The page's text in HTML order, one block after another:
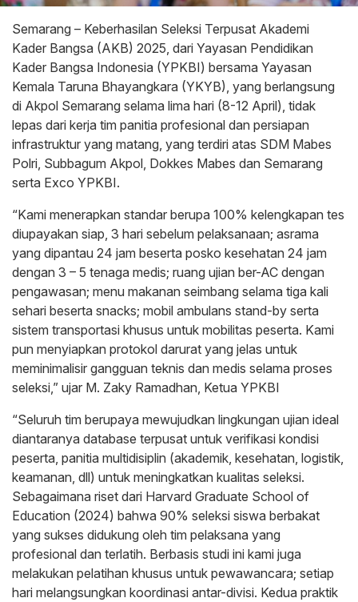
Semarang – Keberhasilan Seleksi Terpusat Akademi
Kader Bangsa (AKB) 2025, dari Yayasan Pendidikan
Kader Bangsa Indonesia (YPKBI) bersama Yayasan
Kemala Taruna Bhayangkara (YKYB), yang berlangsung
di Akpol Semarang selama lima hari (8-12 April), tidak
lepas dari kerja tim panitia profesional dan persiapan
infrastruktur yang matang, yang terdiri atas SDM Mabes
Polri, Subbagum Akpol, Dokkes Mabes dan Semarang
serta Exco YPKBI.
“Kami menerapkan standar berupa 100% kelengkapan tes
diupayakan siap, 3 hari sebelum pelaksanaan; asrama
yang dipantau 24 jam beserta posko kesehatan 24 jam
dengan 3 – 5 tenaga medis; ruang ujian ber-AC dengan
pengawasan; menu makanan seimbang selama tiga kali
sehari beserta snacks; mobil ambulans stand-by serta
sistem transportasi khusus untuk mobilitas peserta. Kami
pun menyiapkan protokol darurat yang jelas untuk
meminimalisir gangguan teknis dan medis selama proses
seleksi,” ujar M. Zaky Ramadhan, Ketua YPKBI
“Seluruh tim berupaya mewujudkan lingkungan ujian ideal
diantaranya database terpusat untuk verifikasi kondisi
peserta, panitia multidisiplin (akademik, kesehatan, logistik,
keamanan, dll) untuk meningkatkan kualitas seleksi.
Sebagaimana riset dari Harvard Graduate School of
Education (2024) bahwa 90% seleksi siswa berbakat
yang sukses didukung oleh tim pelaksana yang
profesional dan terlatih. Berbasis studi ini kami juga
melakukan pelatihan khusus untuk pewawancara; setiap
hari melangsungkan koordinasi antar-divisi. Kedua praktik